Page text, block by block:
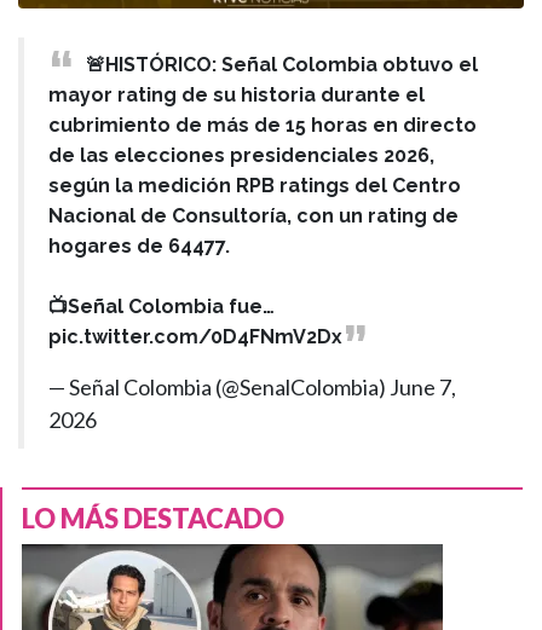
🚨HISTÓRICO: Señal Colombia obtuvo el
mayor rating de su historia durante el
cubrimiento de más de 15 horas en directo
de las elecciones presidenciales 2026,
según la medición RPB ratings del Centro
Nacional de Consultoría, con un rating de
hogares de 64477.
📺Señal Colombia fue…
pic.twitter.com/0D4FNmV2Dx
— Señal Colombia (@SenalColombia) June 7,
2026
LO MÁS DESTACADO